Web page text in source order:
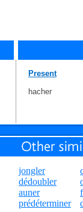
Present
hacher
jongler
dédoubler
auner
prédéterminer